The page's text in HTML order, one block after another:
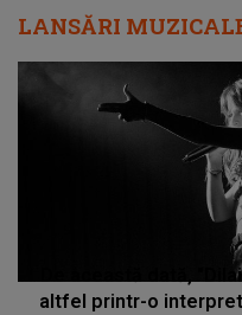
LANSĂRI
De această dată,
altfel printr-o